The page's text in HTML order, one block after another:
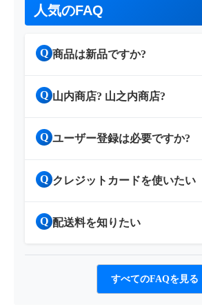
人気のFAQ
Q 商品は新品ですか?
Q 山内商店? 山之内商店?
Q ユーザー登録は必要ですか?
Q クレジットカードを使いたい
Q 配送料を知りたい
すべてのFAQを見る